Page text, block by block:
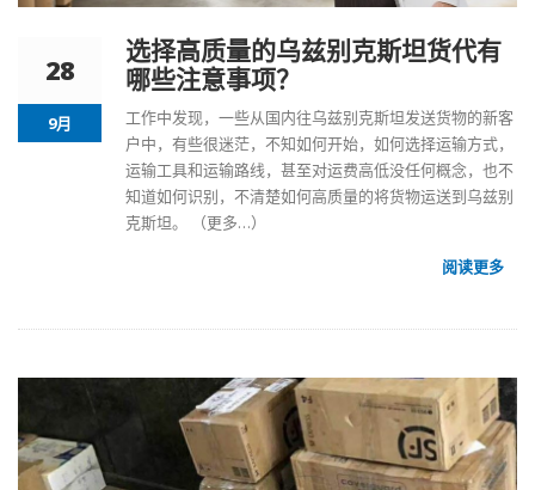
28
9月
选择高质量的乌兹别克斯坦货代有
哪些注意事项？
工作中发现，一些从国内往乌兹别克斯坦发送货物的新客
户中，有些很迷茫，不知如何开始，如何选择运输方式，
运输工具和运输路线，甚至对运费高低没任何概念，也不
知道如何识别，不清楚如何高质量的将货物运送到乌兹别
克斯坦。 （更多…）
阅读更多